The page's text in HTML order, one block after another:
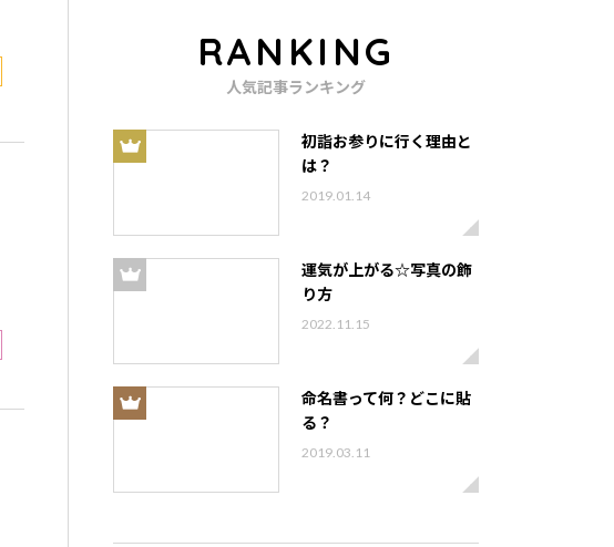
RANKING
人気記事ランキング
初詣お参りに行く理由と
は？
2019.01.14
運気が上がる☆写真の飾
り方
2022.11.15
命名書って何？どこに貼
る？
2019.03.11